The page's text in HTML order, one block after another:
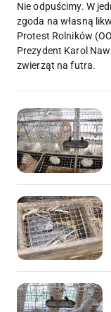
Nie odpuścimy. W
zgoda na własną
Protest Rolników
Prezydent Karol
zwierząt na futra.